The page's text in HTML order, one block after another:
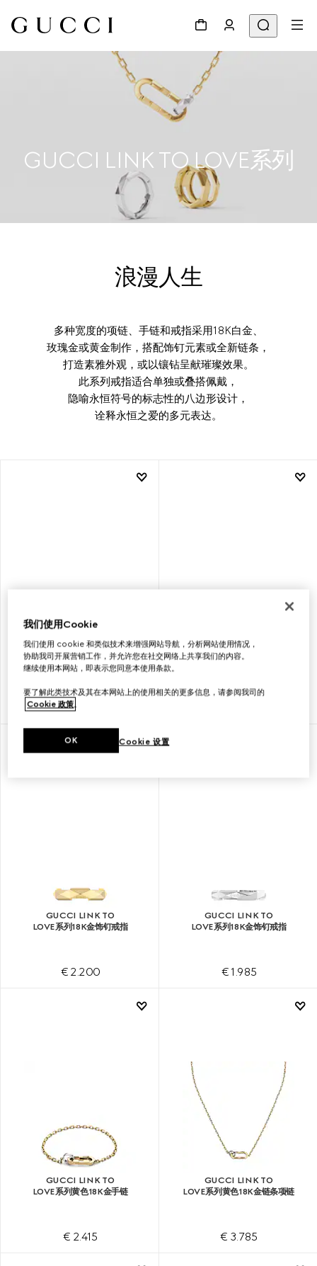
GUCCI LINK TO LOVE系列
浪漫人生
多种宽度的项链、手链和戒指采用18K白金、
玫瑰金或黄金制作，搭配饰钉元素或全新链条，
打造素雅外观，或以镶钻呈献璀璨效果。
此系列戒指适合单独或叠搭佩戴，
隐喻永恒符号的标志性的八边形设计，
诠释永恒之爱的多元表达。
GUCCI LINK TO
LOVE系列18K金镜面戒指
€ 1.245
GUCCI LINK TO
LOVE系列18K金饰钉戒指
GUCCI LINK TO
LOVE系列18K金饰钉戒指
€ 2.200
GUCCI LINK TO
LOVE系列18K金饰钉戒指
€ 1.985
GUCCI LINK TO
LOVE系列黄色18K金手链
€ 2.415
GUCCI LINK TO
LOVE系列黄色18K金链条项链
€ 3.785
我们使用Cookie
我们使用 cookie 和类似技术来增强网站导航，分析网站使用情况，
协助我司开展营销工作，并允许您在社交网络上共享我们的内容。
继续使用本网站，即表示您同意本使用条款。
要了解此类技术及其在本网站上的使用相关的更多信息，请参阅我司的
Cookie 政策。
Cookie 设置
OK